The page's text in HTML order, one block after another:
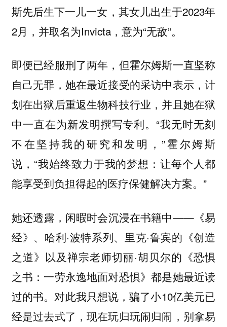
斯先后生下一儿一女，其女儿出生于2023年
2月，并取名为Invicta，意为“无敌”。
即便已经服刑了两年，但霍尔姆斯一直坚称
自己无罪，她在最近接受的采访中表示，计
划在出狱后重返生物科技行业，并且她在狱
中一直在为新发明撰写专利。“我无时无刻
不在坚持我的研究和发明，”霍尔姆斯
说，“我始终致力于我的梦想：让每个人都
能享受到负担得起的医疗保健解决方案。”
她还透露，闲暇时会沉浸在书籍中——《易
经》、哈利·波特系列、里克·鲁宾的《创造
之道》以及禅宗老师切丽·胡贝尔的《恐惧
之书：一劳永逸地面对恐惧》都是她最近读
过的书。对此我只想说，骗了小10亿美元已
经是过去式了，现在玩归玩闹归闹，别拿易